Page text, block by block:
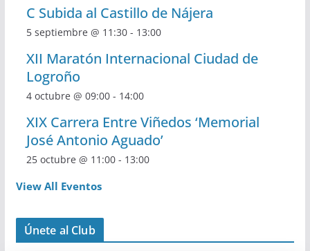
C Subida al Castillo de Nájera
5 septiembre @ 11:30- 13:00
XII Maratón Internacional Ciudad de
Logroño
4 octubre @ 09:00- 14:00
XIX Carrera Entre Viñedos ‘Memorial
José Antonio Aguado’
25 octubre @ 11:00- 13:00
View All Eventos
Únete al Club